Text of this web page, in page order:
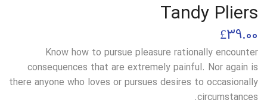
Tandy Pliers
£39.00
Know how to pursue pleasure rationally encounter
consequences that are extremely painful. Nor again is
there anyone who loves or pursues desires to occasionally
circumstances.